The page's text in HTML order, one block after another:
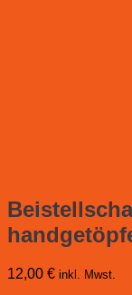
12,00 € inkl. Mwst.